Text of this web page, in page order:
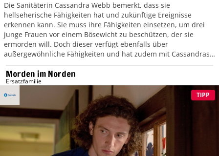
Die Sanitäterin Cassandra Webb bemerkt, dass sie
hellseherische Fähigkeiten hat und zukünftige Ereignisse
erkennen kann. Sie muss ihre Fähigkeiten einsetzen, um drei
junge Frauen vor einem Bösewicht zu beschützen, der sie
ermorden will. Doch dieser verfügt ebenfalls über
außergewöhnliche Fähigkeiten und hat zudem mit Cassandras
Vergangenheit zu tun. Wird sie es schaffen, ihren Gegner zu
besiegen?
Morden im Norden
Ersatzfamilie
TIPP